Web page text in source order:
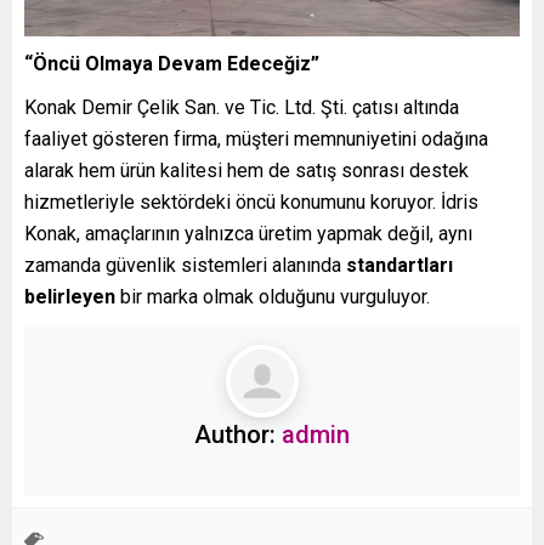
“Öncü Olmaya Devam Edeceğiz”
Konak Demir Çelik San. ve Tic. Ltd. Şti. çatısı altında
faaliyet gösteren firma, müşteri memnuniyetini odağına
alarak hem ürün kalitesi hem de satış sonrası destek
hizmetleriyle sektördeki öncü konumunu koruyor. İdris
Konak, amaçlarının yalnızca üretim yapmak değil, aynı
zamanda güvenlik sistemleri alanında standartları
belirleyen bir marka olmak olduğunu vurguluyor.
Author: admin